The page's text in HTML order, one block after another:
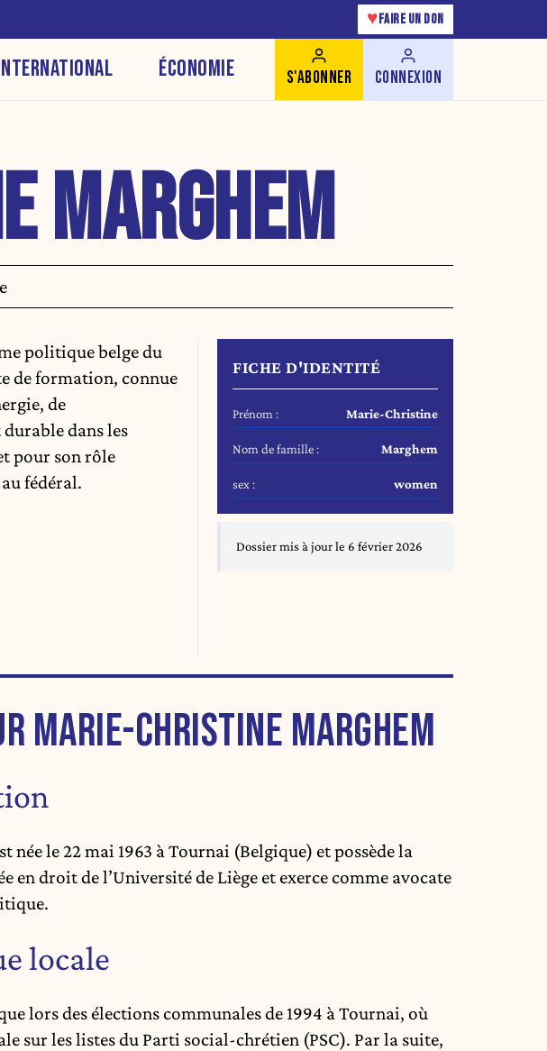
♥ FAIRE UN DON
ÉCONOMIE S'ABONNER CONNEXION
MARGHEM
politique belge du
de formation, connue
de
dans les
pour son rôle
fédéral.
FICHE D'IDENTITÉ
Prénom : Marie-Christine
Nom de famille : Marghem
sex : women
Dossier mis à jour le 6 février 2026
MARIE-CHRISTINE MARGHEM
le 22 mai 1963 à Tournai (Belgique) et possède la
en droit de l’Université de Liège et exerce comme avocate
locale
lors des élections communales de 1994 à Tournai, où
sur les listes du Parti social-chrétien (PSC). Par la suite,